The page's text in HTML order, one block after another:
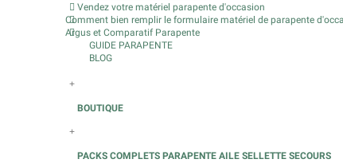
Vendez votre matériel parapente d'occasion
Comment bien remplir le formulaire matériel de parapente
Argus et Comparatif Parapente
GUIDE PARAPENTE
BLOG
+
BOUTIQUE
+
PACKS COMPLETS PARAPENTE AILE SELLETTE SECOURS